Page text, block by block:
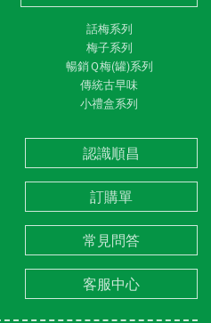
話梅系列
梅子系列
暢銷Ｑ梅(罐)系列
傳統古早味
小禮盒系列
認識順昌
訂購單
常見問答
客服中心